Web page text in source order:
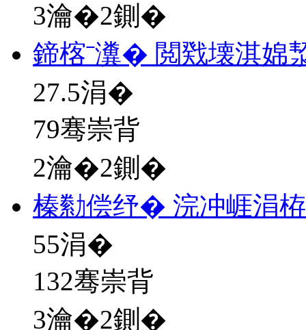
3瀹�2鍘�
鍗楁ˉ瀵� 閲戣壊淇婂
27.5涓�
79骞崇背
2瀹�2鍘�
榛勬偿纾� 浣冲崕涓
55涓�
132骞崇背
3瀹�2鍘�